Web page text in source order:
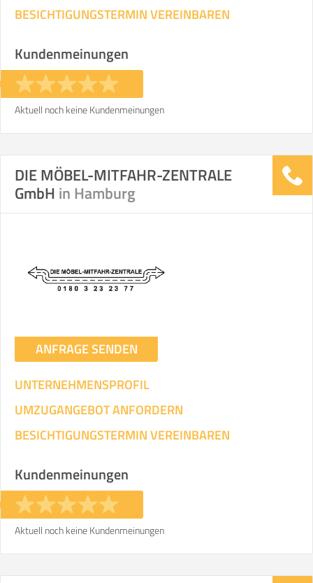
BESICHTIGUNGSTERMIN VEREINBAREN
Kundenmeinungen
Aktuell noch keine Kundenmeinungen
DIE MÖBEL-MITFAHR-ZENTRALE
GmbH in Hamburg
ANFRAGE SENDEN
UNTERNEHMENSPROFIL
UMZUGANGEBOT ANFORDERN
BESICHTIGUNGSTERMIN VEREINBAREN
Kundenmeinungen
Aktuell noch keine Kundenmeinungen